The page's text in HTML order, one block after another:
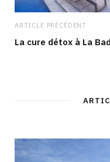
ARTICLE PRÉCÉDENT
La cure détox à La